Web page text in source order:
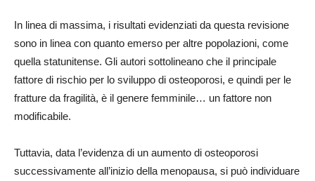
In linea di massima, i risultati evidenziati da questa revisione
sono in linea con quanto emerso per altre popolazioni, come
quella statunitense. Gli autori sottolineano che il principale
fattore di rischio per lo sviluppo di osteoporosi, e quindi per le
fratture da fragilità, è il genere femminile… un fattore non
modificabile.
Tuttavia, data l’evidenza di un aumento di osteoporosi
successivamente all’inizio della menopausa, si può individuare